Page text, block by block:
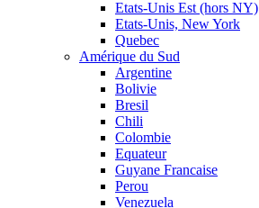
Etats-Unis Est (hors NY)
Etats-Unis, New York
Quebec
Amérique du Sud
Argentine
Bolivie
Bresil
Chili
Colombie
Equateur
Guyane Francaise
Perou
Venezuela